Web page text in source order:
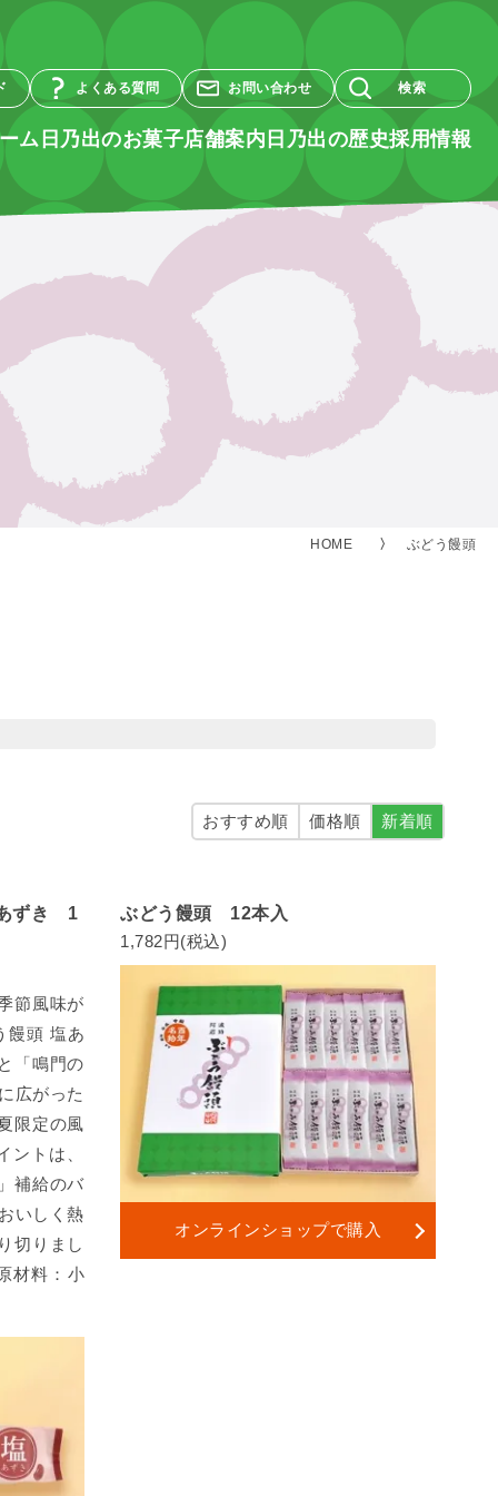
よくある質問 お問い合わせ 検索
ム 日乃出のお菓子店舗案内 日乃出の歴史採用情報
HOME ぶどう饅頭
おすすめ順 価格順 新着順
ずき 1
節風味が
饅頭 塩あ
「鳴門の
広がった
限定の風
ントは、
補給のバ
いしく熱
切りまし
材料：小
ぶどう饅頭 12本入
1,782円(税込)
オンラインショップで購入